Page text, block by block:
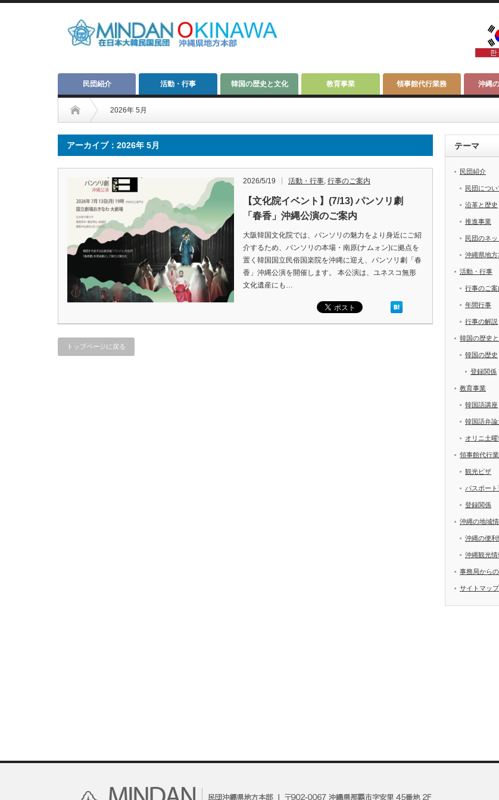
民団紹介 活動・行事 韓国の歴史と文化 教育事業 領事館代行業務 沖縄
2026年 5月
アーカイブ：2026年 5月
2026/5/19 活動・行事, 行事のご案内
【文化院イベント】(7/13) パンソリ劇
「春香」沖縄公演のご案内
大阪韓国文化院では、パンソリの魅力をより身近にご紹
介するため、パンソリの本場・南原(ナムォン)に拠点を
置く韓国国立民俗国楽院を沖縄に迎え、パンソリ劇「春
香」沖縄公演を開催します。 本公演は、ユネスコ無形
文化遺産にも…
トップページに戻る
テーマ
民団紹介
民団につい
沿革と歴史
推進事業
民団のネッ
沖縄県地
活動・行事
行事のご案
年間行事
行事の解説
韓国の歴史
韓国の歴史
登録関係
教育事業
韓国語講座
韓国語弁論
オリニ土
領事館代行
観光ビザ
パスポー
登録関係
沖縄の地域
沖縄の便利
沖縄観光情
事務局から
サイトマップ